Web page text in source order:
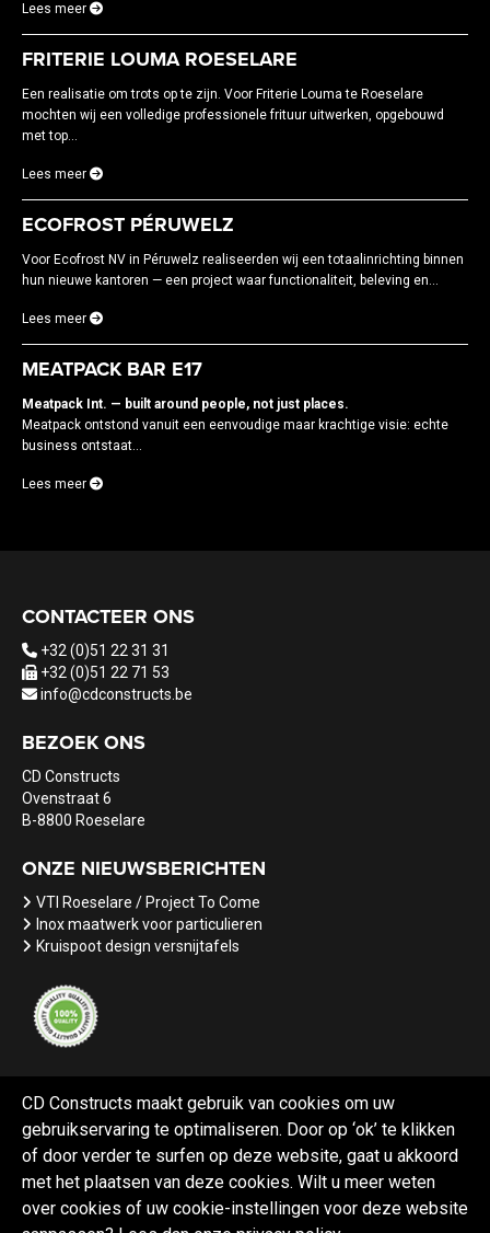
CD Constructs maakt gebruik van cookies om uw
gebruikservaring te optimaliseren. Door op ‘ok’ te klikken
of door verder te surfen op deze website, gaat u akkoord
met het plaatsen van deze cookies. Wilt u meer weten
over cookies of uw cookie-instellingen voor deze website
Lees meer
FRITERIE LOUMA ROESELARE
Een realisatie om trots op te zijn. Voor Friterie Louma te Roeselare
mochten wij een volledige professionele frituur uitwerken, opgebouwd
met top...
Lees meer
ECOFROST PÉRUWELZ
Voor Ecofrost NV in Péruwelz realiseerden wij een totaalinrichting binnen
hun nieuwe kantoren — een project waar functionaliteit, beleving en...
Lees meer
MEATPACK BAR E17
Meatpack Int. — built around people, not just places.
Meatpack ontstond vanuit een eenvoudige maar krachtige visie: echte
business ontstaat...
Lees meer
CONTACTEER ONS
+32 (0)51 22 31 31
+32 (0)51 22 71 53
info@cdconstructs.be
BEZOEK ONS
CD Constructs
Ovenstraat 6
B-8800 Roeselare
ONZE NIEUWSBERICHTEN
VTI Roeselare / Project To Come
Inox maatwerk voor particulieren
Kruispoot design versnijtafels
Referenties Nieuws Vacatures